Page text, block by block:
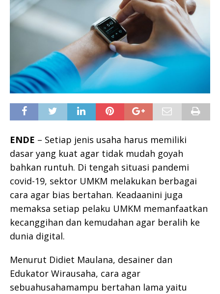
ENDE – Setiap jenis usaha harus memiliki
dasar yang kuat agar tidak mudah goyah
bahkan runtuh. Di tengah situasi pandemi
covid-19, sektor UMKM melakukan berbagai
cara agar bias bertahan. Keadaanini juga
memaksa setiap pelaku UMKM memanfaatkan
kecanggihan dan kemudahan agar beralih ke
dunia digital.
Menurut Didiet Maulana, desainer dan
Edukator Wirausaha, cara agar
sebuahusahamampu bertahan lama yaitu